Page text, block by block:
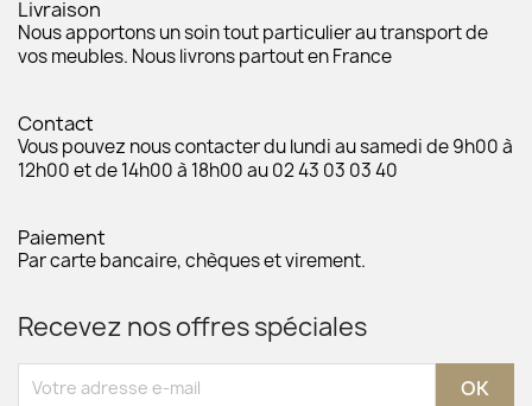
Livraison
Nous apportons un soin tout particulier au transport de
vos meubles. Nous livrons partout en France
Contact
Vous pouvez nous contacter du lundi au samedi de 9h00 à
12h00 et de 14h00 à 18h00 au 02 43 03 03 40
Paiement
Par carte bancaire, chèques et virement.
Recevez nos offres spéciales